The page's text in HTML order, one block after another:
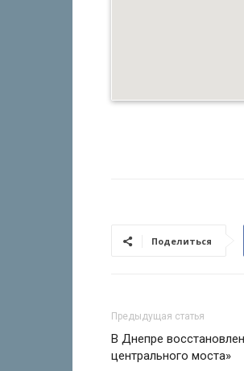
Поделиться
Предыдущая статья
В Днепре
центрального моста»